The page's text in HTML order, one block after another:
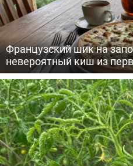
Французский шик на
невероятный киш из